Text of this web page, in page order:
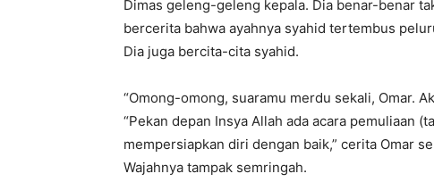
Dimas geleng-geleng kepala. Dia benar-benar
bercerita bahwa ayahnya syahid tertembus
Dia juga bercita-cita syahid.
“Omong-omong, suaramu merdu sekali, Omar.
“Pekan depan Insya Allah ada acara pemuliaan
mempersiapkan diri dengan baik,” cerita Omar
Wajahnya tampak semringah.